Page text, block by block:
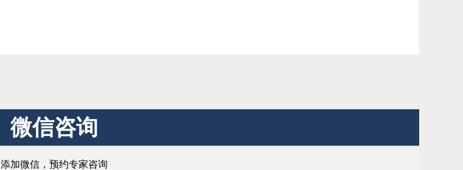
微信咨询
添加微信，预约专家咨询